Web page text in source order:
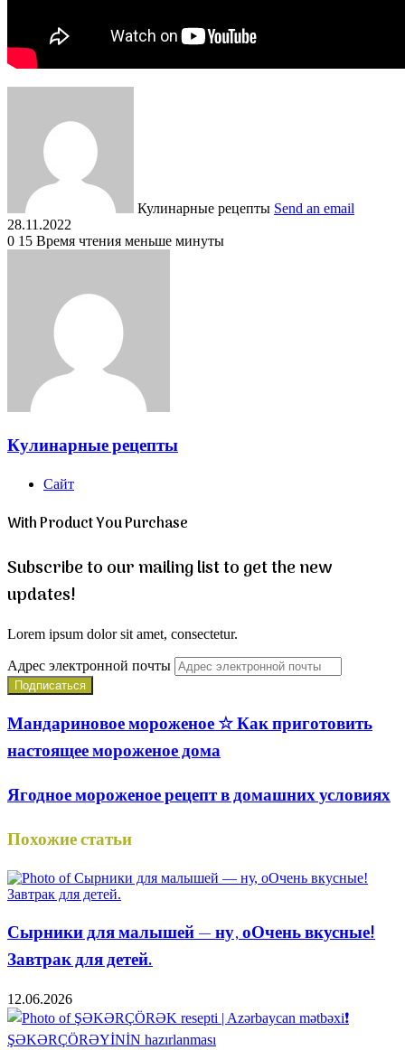
Кулинарные рецепты Send an email
28.11.2022
0 15 Время чтения меньше минуты
Кулинарные рецепты
Сайт
With Product You Purchase
Subscribe to our mailing list to get the new
updates!
Lorem ipsum dolor sit amet, consectetur.
Адрес электронной почты
Мандариновое мороженое ☆ Как приготовить
настоящее мороженое дома
Ягодное мороженое рецепт в домашних условиях
Похожие статьи
Сырники для малышей — ну, оОчень вкусные!
Завтрак для детей.
12.06.2026